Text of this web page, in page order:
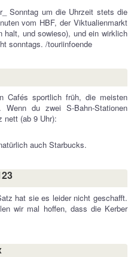
Sonntag um die Uhrzeit stets die
vom HBF, der Viktualienmarkt
halt, und sowieso), und ein wirklich
sonntags. /touriinfoende
Cafés sportlich früh, die meisten
du zwei S-Bahn-Stationen
nett (ab 9 Uhr):
auch Starbucks.
hat sie es leider nicht geschafft.
wir mal hoffen, dass die Kerber